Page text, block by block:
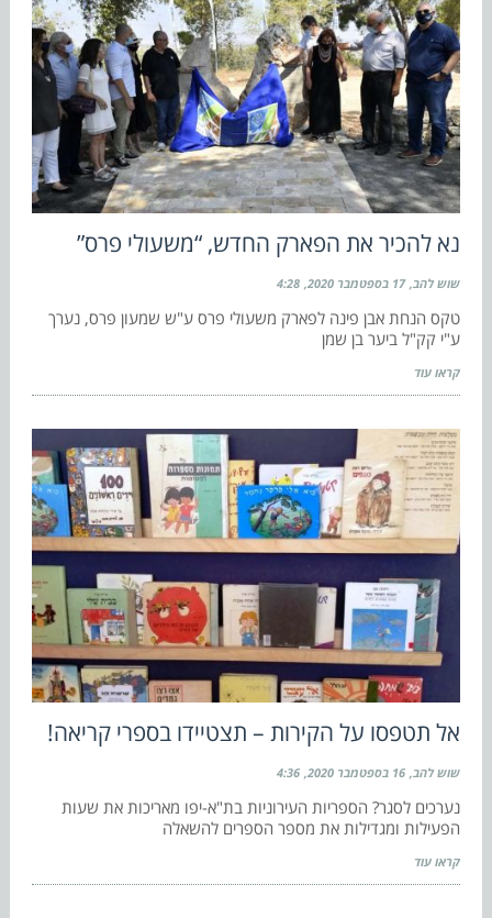
נא להכיר את הפארק החדש, “משעולי פרס”
שוש להב 17 בספטמבר 2020 4:28
טקס הנחת אבן פינה לפארק משעולי פרס ע"ש שמעון פרס, נערך
ע"י קק"ל ביער בן שמן
קראו עוד
אל תטפסו על הקירות – תצטיידו בספרי קריאה!
שוש להב 16 בספטמבר 2020 4:36
נערכים לסגר? הספריות העירוניות בת"א-יפו מאריכות את שעות
הפעילות ומגדילות את מספר הספרים להשאלה
קראו עוד